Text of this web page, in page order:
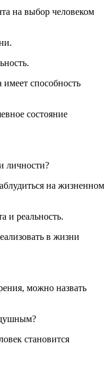
на выбор человеком
имеет способность
состояние
личности?
на жизненном
и реальность.
в жизни
можно назвать
становится